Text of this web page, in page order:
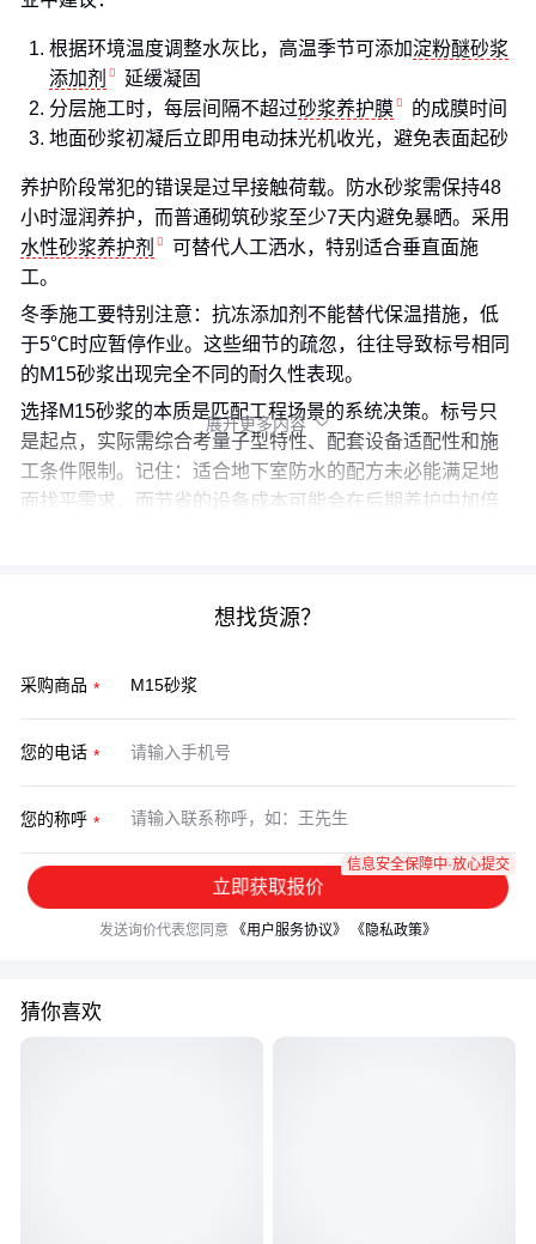
根据环境温度调整水灰比，高温季节可添加淀粉醚砂浆
添加剂
延缓凝固
分层施工时，每层间隔不超过砂浆养护膜
的成膜时间
地面砂浆初凝后立即用电动抹光机收光，避免表面起砂
养护阶段常犯的错误是过早接触荷载。防水砂浆需保持48
小时湿润养护，而普通砌筑砂浆至少7天内避免暴晒。采用
水性砂浆养护剂
可替代人工洒水，特别适合垂直面施
工。
冬季施工要特别注意：抗冻添加剂不能替代保温措施，低
于5℃时应暂停作业。这些细节的疏忽，往往导致标号相同
的M15砂浆出现完全不同的耐久性表现。
选择M15砂浆的本质是匹配工程场景的系统决策。标号只
是起点，实际需综合考量子型特性、配套设备适配性和施
工条件限制。记住：适合地下室防水的配方未必能满足地
面找平需求，而节省的设备成本可能会在后期养护中加倍
展开更多内容 
想找货源？
采购商品
您的电话
您的称呼
立即获取报价
信息安全保障中·放心提交
发送询价代表您同意 《用户服务协议》 《隐私政策》
猜你喜欢